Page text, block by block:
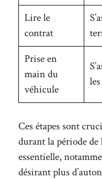
Lire le
contrat
Prise en
main du
véhicule
Ces étapes sont
durant la période
essentielle,
désirant plus